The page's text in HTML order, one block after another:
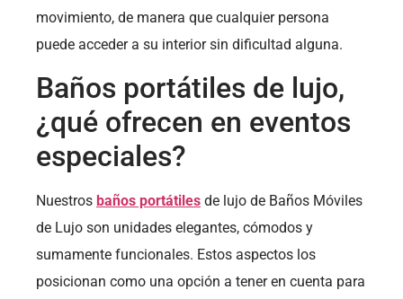
movimiento, de manera que cualquier persona
puede acceder a su interior sin dificultad alguna.
Baños portátiles de lujo,
¿qué ofrecen en eventos
especiales?
Nuestros baños portátiles de lujo de Baños Móviles
de Lujo son unidades elegantes, cómodos y
sumamente funcionales. Estos aspectos los
posicionan como una opción a tener en cuenta para